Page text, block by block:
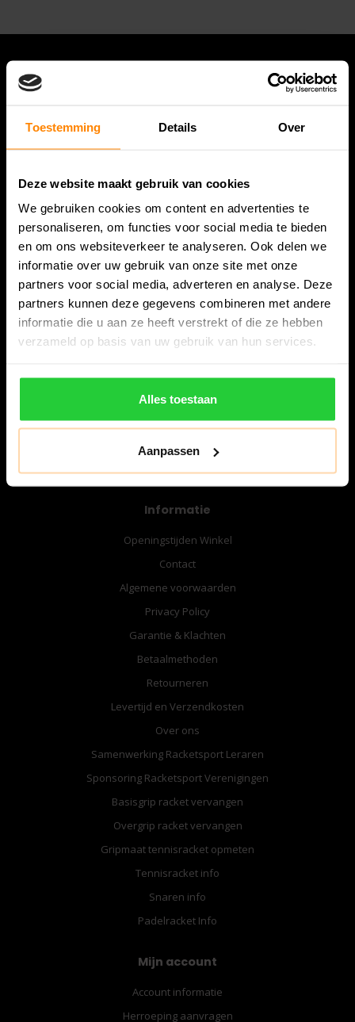
Toestemming Details Over
Deze website maakt gebruik van cookies
We gebruiken cookies om content en advertenties te
personaliseren, om functies voor social media te bieden
en om ons websiteverkeer te analyseren. Ook delen we
informatie over uw gebruik van onze site met onze
partners voor social media, adverteren en analyse. Deze
partners kunnen deze gegevens combineren met andere
informatie die u aan ze heeft verstrekt of die ze hebben
verzameld op basis van uw gebruik van hun services.
Alles toestaan
Aanpassen
Bespanracket.nl is dé racketspecialist van Lelystad en
omstreken.
Snijdersstraat 6
8224 AA Lelystad
Nederland
06-57276080
info@bespanracket.nl
Informatie
Openingstijden Winkel
Contact
Algemene voorwaarden
Privacy Policy
Garantie & Klachten
Betaalmethoden
Retourneren
Levertijd en Verzendkosten
Over ons
Samenwerking Racketsport Leraren
Sponsoring Racketsport Verenigingen
Basisgrip racket vervangen
Overgrip racket vervangen
Gripmaat tennisracket opmeten
Tennisracket info
Snaren info
Padelracket Info
Mijn account
Account informatie
Herroeping aanvragen